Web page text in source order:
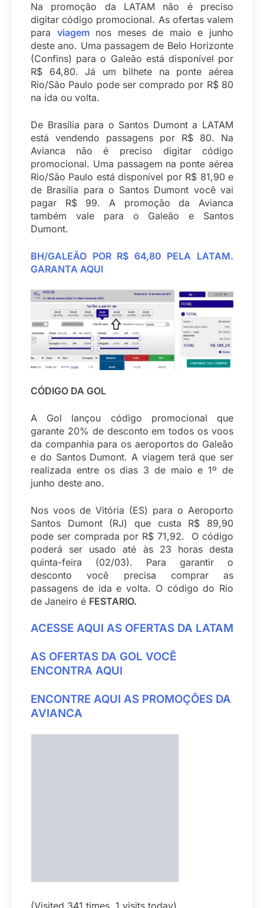
Na promoção da LATAM não é preciso
digitar código promocional. As ofertas valem
para viagemnos meses de maio e junho
deste ano. Uma passagem de Belo Horizonte
(Confins) para o Galeão está disponível por
R$ 64,80. Já um bilhete na ponte aérea
Rio/São Paulo pode ser comprado por R$ 80
na ida ou volta.
De Brasília para o Santos Dumont a LATAM
está vendendo passagens por R$ 80. Na
Avianca não é preciso digitar código
promocional. Uma passagem na ponte aérea
Rio/São Paulo está disponível por R$ 81,90 e
de Brasília para o Santos Dumont você vai
pagar R$ 99. A promoção da Avianca
também vale para o Galeão e Santos
Dumont.
BH/GALEÃO POR R$ 64,80 PELA LATAM.
GARANTA AQUI
CÓDIGO DA GOL
A Gol lançou código promocional que
garante 20% de desconto em todos os voos
da companhia para os aeroportos do Galeão
e do Santos Dumont. A viagem terá que ser
realizada entre os dias 3 de maio e 1º de
junho deste ano.
Nos voos de Vitória (ES) para o Aeroporto
Santos Dumont (RJ) que custa R$ 89,90
pode ser comprada por R$ 71,92. O código
poderá ser usado até às 23 horas desta
quinta-feira (02/03). Para garantir o
desconto você precisa comprar as
passagens de ida e volta. O código do Rio
de Janeiro é FESTARIO.
ACESSE AQUI AS OFERTAS DA LATAM
AS OFERTAS DA GOL VOCÊ
ENCONTRA AQUI
ENCONTRE AQUI AS PROMOÇÕES DA
AVIANCA